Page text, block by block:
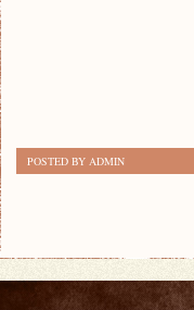
POSTED BY ADMIN